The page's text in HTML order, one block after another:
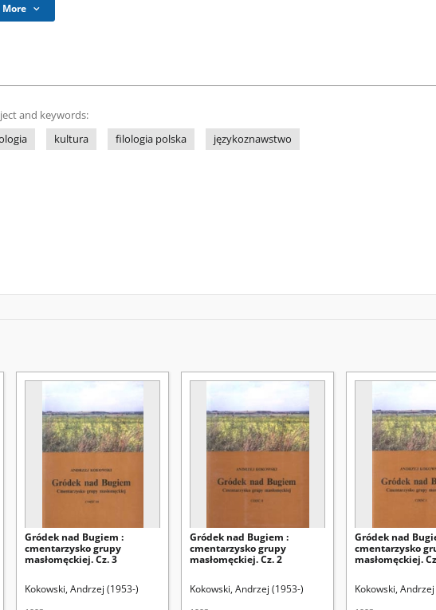
More
and keywords:
kultura filologia polska językoznawstwo
Gródek nad Bugiem :
cmentarzysko grupy
masłomęckiej. Cz. 3
Kokowski, Andrzej (1953-)
Gródek nad Bugiem :
cmentarzysko grupy
masłomęckiej. Cz. 2
Kokowski, Andrzej (1953-)
Gródek nad
cmentarzysko
masłomęckiej.
Kokowski,